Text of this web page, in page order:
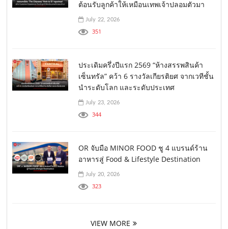
ต้อนรับลูกค้าให้เหมือนเทพเจ้าปลอมตัวมา
July 22, 2026
351
ประเดิมครึ่งปีแรก 2569 “ห้างสรรพสินค้า
เซ็นทรัล” คว้า 6 รางวัลเกียรติยศ จากเวทีชั้น
นำระดับโลก และระดับประเทศ
July 23, 2026
344
OR จับมือ MINOR FOOD ชู 4 แบรนด์ร้าน
อาหารสู่ Food & Lifestyle Destination
July 20, 2026
323
VIEW MORE